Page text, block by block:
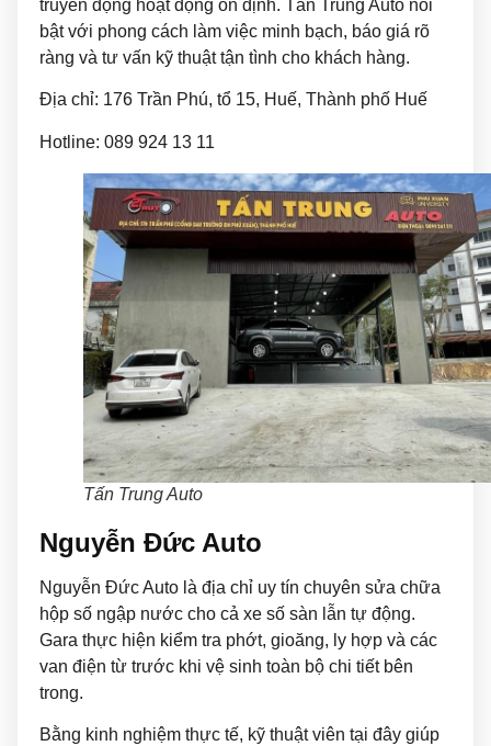
truyền động hoạt động ổn định. Tấn Trung Auto nổi
bật với phong cách làm việc minh bạch, báo giá rõ
ràng và tư vấn kỹ thuật tận tình cho khách hàng.
Địa chỉ: 176 Trần Phú, tổ 15, Huế, Thành phố Huế
Hotline: 089 924 13 11
Tấn Trung Auto
Nguyễn Đức Auto
Nguyễn Đức Auto là địa chỉ uy tín chuyên sửa chữa
hộp số ngập nước cho cả xe số sàn lẫn tự động.
Gara thực hiện kiểm tra phớt, gioăng, ly hợp và các
van điện từ trước khi vệ sinh toàn bộ chi tiết bên
trong.
Bằng kinh nghiệm thực tế, kỹ thuật viên tại đây giúp